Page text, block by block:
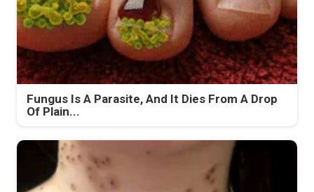
Fungus Is A Parasite, And It Dies From A Drop
Of Plain...